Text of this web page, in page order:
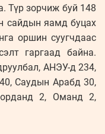
Түр зорчиж буй 148
сайдын яамд буцах
оршин суугчдаас
гаргаад байна.
АНЭУ-д 234,
Саудын Арабд 30,
2, Оманд 2,